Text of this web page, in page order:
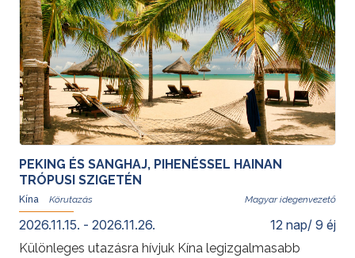
PEKING ÉS SANGHAJ, PIHENÉSSEL HAINAN
TRÓPUSI SZIGETÉN
Kína Magyar idegenvezető
2026.11.15. - 2026.11.26. 12 nap/ 9 éj
Különleges utazásra hívjuk Kína legizgalmasabb